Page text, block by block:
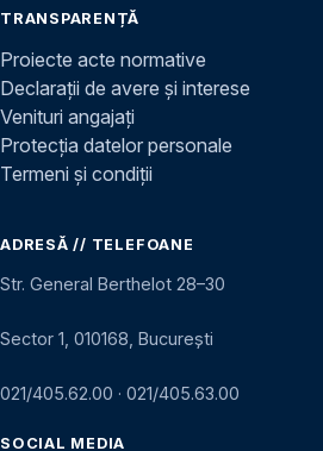
TRANSPARENȚĂ
Proiecte acte normative
Declarații de avere și interese
Venituri angajați
Protecția datelor personale
Termeni și condiții
ADRESĂ // TELEFOANE
Str. General Berthelot 28–30
Sector 1, 010168, București
021/405.62.00 · 021/405.63.00
SOCIAL MEDIA